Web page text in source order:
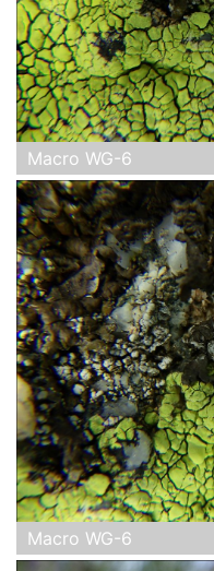
Macro WG-6
Macro WG-6